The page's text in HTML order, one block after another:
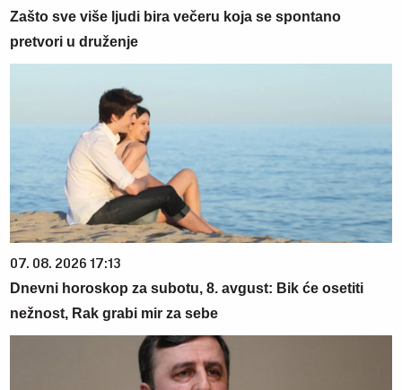
Zašto sve više ljudi bira večeru koja se spontano
pretvori u druženje
07. 08. 2026 17:13
Dnevni horoskop za subotu, 8. avgust: Bik će osetiti
nežnost, Rak grabi mir za sebe